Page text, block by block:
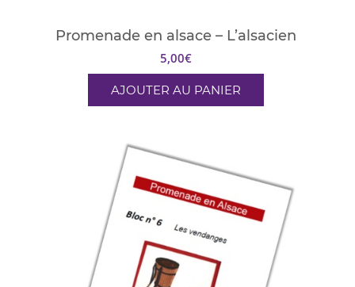
Promenade en alsace – L’alsacien
5,00€
AJOUTER AU PANIER